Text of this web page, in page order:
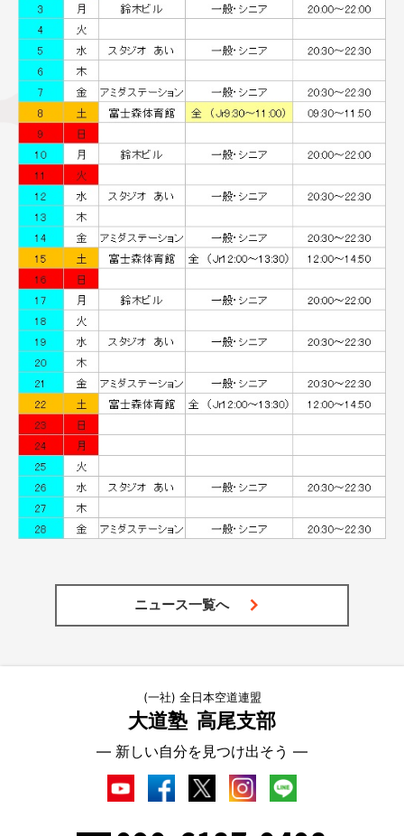
ニュース一覧へ
(一社) 全日本空道連盟
大道塾 高尾支部
― 新しい自分を見つけ出そう ―